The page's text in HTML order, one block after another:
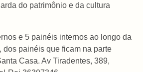
do patrimônio e da cultura
e 5 painéis internos ao longo da
dos painéis que ficam na parte
Casa. Av Tiradentes, 389,